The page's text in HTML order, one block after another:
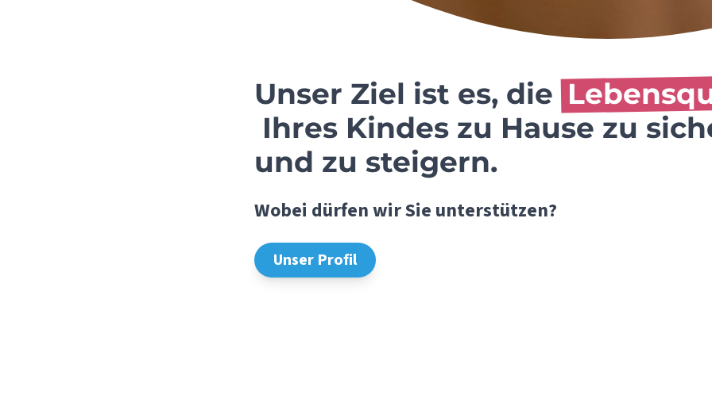
Unser Ziel ist es, die
Ihres Kindes zu Hause zu
und zu steigern.
Wobei dürfen wir Sie unterstützen?
Unser Profil